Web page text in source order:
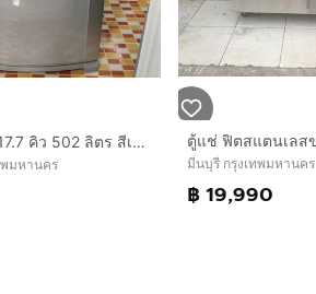
ตู้เย็น Sharp 17.7 คิว 502 ลิตร สีเงิน ความเย็นเจี๊ยบ ช่องแช่ใหญ่สะใจ ใช้งานปกติ สภาพพร้อมใช้ ไม่ต้องซ่อม นัดดูของจริงได้
พมหานคร มีนบุรี กรุงเทพมหานคร
฿ 19,990